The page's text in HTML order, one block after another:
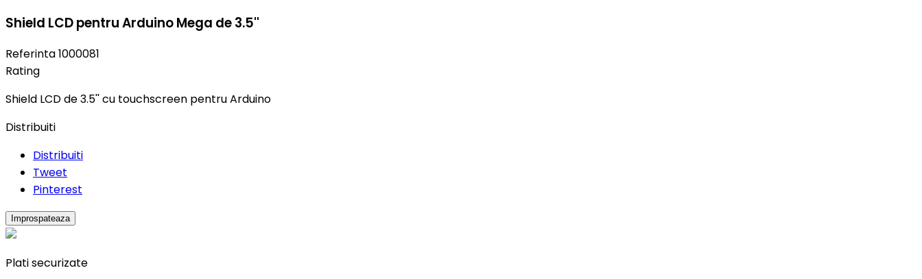
Shield LCD pentru Arduino Mega de 3.5''
Referinta1000081
Rating
Shield LCD de 3.5'' cu touchscreen pentru Arduino
Distribuiti
Distribuiti
Tweet
Pinterest
Plati securizate